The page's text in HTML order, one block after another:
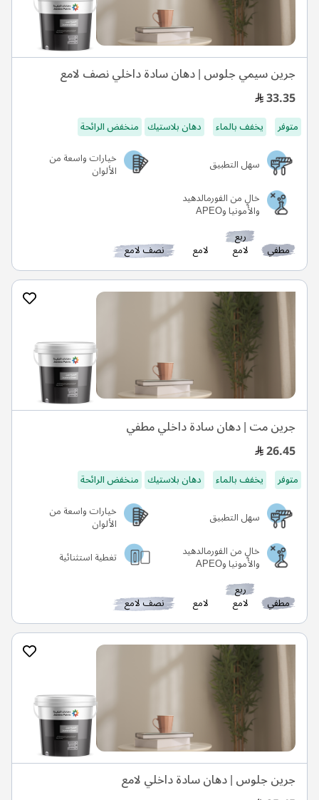
جرين سيمي جلوس | دهان سادة داخلي نصف لامع
33.35
متوفر يخفف بالماء دهان بلاستيك منخفض الرائحة
سهل التطبيق
خيارات واسعة من
الألوان
خالٍ من الفورمالدهيد
والأمونيا وAPEO
مطفي
ربع
لامع لامع نصف لامع
جرين مت | دهان سادة داخلي مطفي
26.45
متوفر يخفف بالماء دهان بلاستيك منخفض الرائحة
سهل التطبيق
خيارات واسعة من
الألوان
خالٍ من الفورمالدهيد
والأمونيا وAPEO تغطية استثنائية
مطفي
ربع
لامع لامع نصف لامع
جرين جلوس | دهان سادة داخلي لامع